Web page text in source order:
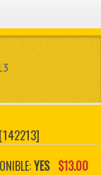
[142213]
YES $13.00